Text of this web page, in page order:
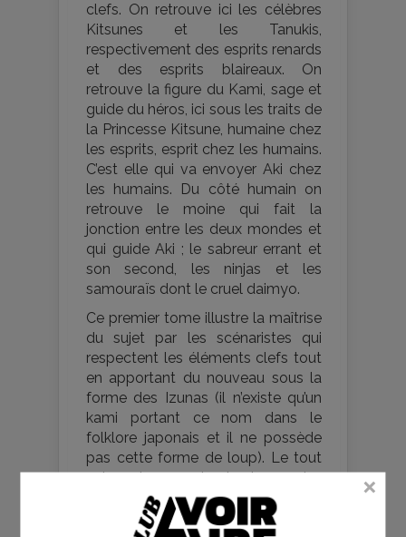
clefs. On retrouve ici les célèbres
Kitsunes et les Tanukis,
respectivement des esprits renards
et des esprits blaireaux. On
retrouve la figure du Kami, sage et
guide du héros, ici sous les traits de
la Princesse Kitsune, humaine chez
les esprits, esprit chez les humains.
C’est elle qui va envoyer Aki chez
les humains. Du côté humain on
retrouve le moine qui fait la
jonction entre les deux mondes et
qui guide Aki ; le sabreur errant et
son second, les ninjas et les
samouraïs dont le cruel daimyo.
Ce premier tome illustre la maîtrise
du sujet par les scénaristes qui
respectent les éléments clefs tout
en apportant du nouveau sous la
forme des Izunas (il n’existe qu’un
kami portant ce nom dans le
folklore japonais et il ne possède
pas cette forme de loup). Le tout
est servi par un dessin et une mise
en couleur parfaitement adaptés
au thème. Le décor et les